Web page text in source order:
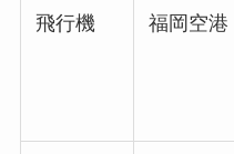
飛行機 福岡空港